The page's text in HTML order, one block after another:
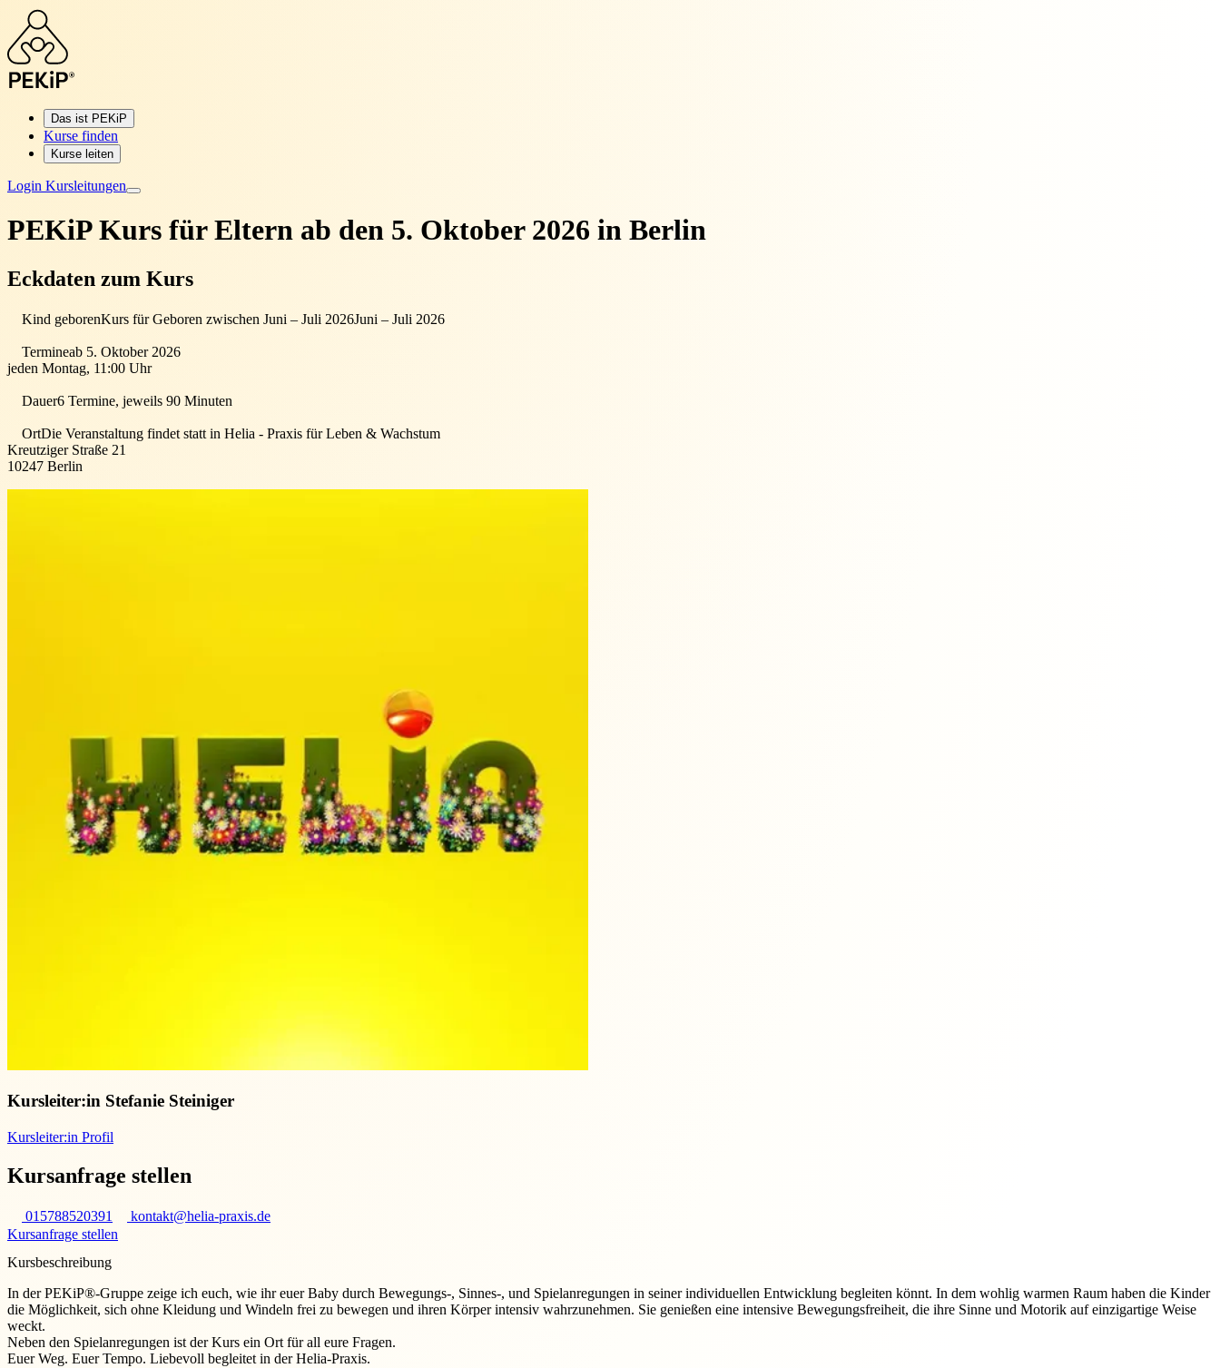
Das ist PEKiP
Kurse finden
Kurse leiten
Login Kursleitungen
PEKiP Kurs für Eltern ab den 5. Oktober 2026 in Berlin
Eckdaten zum Kurs
Kind geborenKurs für Geboren zwischen Juni – Juli 2026Juni – Juli 2026
Termineab 5. Oktober 2026
jeden Montag, 11:00 Uhr
Dauer6 Termine, jeweils 90 Minuten
OrtDie Veranstaltung findet statt in Helia - Praxis für Leben & Wachstum
Kreutziger Straße 21
10247 Berlin
Kursleiter:in Stefanie Steiniger
Kursleiter:in Profil
Kursanfrage stellen
015788520391
kontakt@helia-praxis.de
Kursanfrage stellen
Kursbeschreibung
In der PEKiP®-Gruppe zeige ich euch, wie ihr euer Baby durch Bewegungs-, Sinnes-, und Spielanregungen in seiner individuellen Entwicklung begleiten könnt. In dem wohlig warmen Raum haben die Kinder
die Möglichkeit, sich ohne Kleidung und Windeln frei zu bewegen und ihren Körper intensiv wahrzunehmen. Sie genießen eine intensive Bewegungsfreiheit, die ihre Sinne und Motorik auf einzigartige Weise
weckt.
Neben den Spielanregungen ist der Kurs ein Ort für all eure Fragen.
Euer Weg. Euer Tempo. Liebevoll begleitet in der Helia-Praxis.